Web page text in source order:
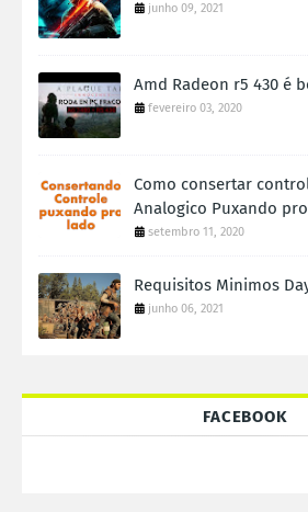
junho 09, 2021
Amd Radeon r5 430 é
fevereiro 03, 2020
Como consertar
Analogico Puxando
setembro 11, 2020
Requisitos Minimos
junho 06, 2021
FACEBOOK